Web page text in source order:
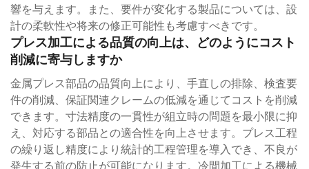
響を与えます。また、要件が変化する製品については、設
計の柔軟性や将来の修正可能性も考慮すべきです。
プレス加工による品質の向上は、どのようにコスト
削減に寄与しますか
金属プレス部品の品質向上により、手直しの排除、検査要
件の削減、保証関連クレームの低減を通じてコストを削減
できます。寸法精度の一貫性が組立時の問題を最小限に抑
え、対応する部品との適合性を向上させます。プレス工程
の繰り返し精度により統計的工程管理を導入でき、不良が
発生する前の防止が可能になります。冷間加工による機械